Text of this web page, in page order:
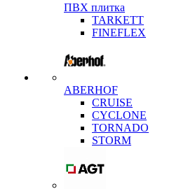
ПВХ плитка
TARKETT
FINEFLEX
ABERHOF
CRUISE
CYCLONE
TORNADO
STORM